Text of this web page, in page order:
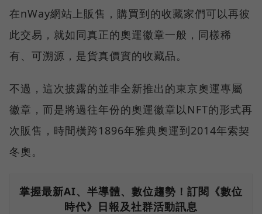
在nWay網站上販售，購買到的收藏家們可以再彼
此交易，就如同真正的奧運徽章一般，同樣稀
有、可溯源，是貨真價實的收藏品。
不過，這次披露的並非全新推出的東京奧運專屬
徽章，而是將過往年份的奧運徽章以NFT的形式再
次販售，時間橫跨1896年雅典奧運到2014年索契
冬奧。
掌握最新AI、半導體、數位趨勢！訂閱《數位
時代》日報及社群活動訊息